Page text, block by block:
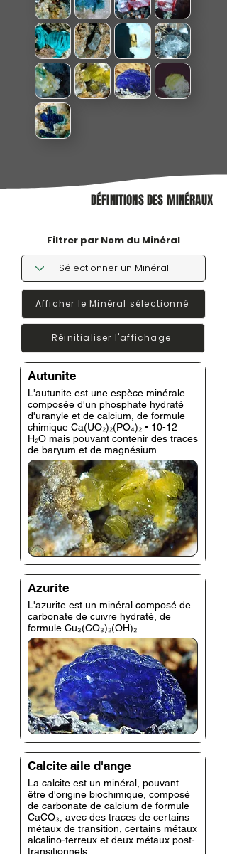
DÉFINITIONS DES MINÉRAUX
Filtrer par Nom du Minéral
Afficher le Minéral sélectionné
Réinitialiser l'affichage
Autunite
L'autunite est une espèce minérale
composée d'un phosphate hydraté
d'uranyle et de calcium, de formule
chimique Ca(UO₂)₂(PO₄)₂ • 10-12
H₂O mais pouvant contenir des traces
de baryum et de magnésium.
Azurite
L'azurite est un minéral composé de
carbonate de cuivre hydraté, de
formule Cu₃(CO₃)₂(OH)₂.
Calcite aile d'ange
La calcite est un minéral, pouvant
être d'origine biochimique, composé
de carbonate de calcium de formule
CaCO₃, avec des traces de certains
métaux de transition, certains métaux
alcalino-terreux et deux métaux post-
transitionnels.